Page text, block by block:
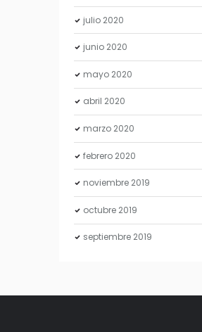
julio 2020
junio 2020
mayo 2020
abril 2020
marzo 2020
febrero 2020
noviembre 2019
octubre 2019
septiembre 2019